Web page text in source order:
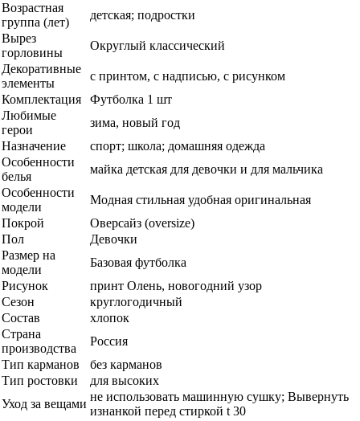
Возрастная
группа (лет)
детская; подростки
Вырез
горловины
Округлый классический
Декоративные
элементы
с принтом, с надписью, с рисунком
Комплектация
Футболка 1 шт
Любимые
герои
зима, новый год
Назначение
спорт; школа; домашняя одежда
Особенности
белья
майка детская для девочки и для мальчика
Особенности
модели
Модная стильная удобная оригинальная
Покрой
Оверсайз (oversize)
Пол
Девочки
Размер на
модели
Базовая футболка
Рисунок
принт Олень, новогодний узор
Сезон
круглогодичный
Состав
хлопок
Страна
производства
Россия
Тип карманов
без карманов
Тип ростовки
для высоких
Уход за вещами
не использовать машинную сушку; Вывернуть
изнанкой перед стиркой t 30